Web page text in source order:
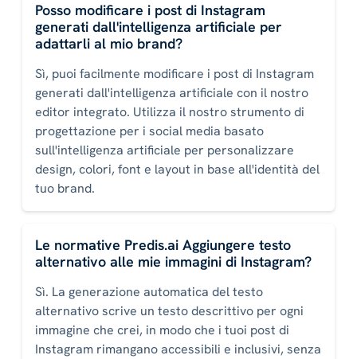
Posso modificare i post di Instagram
generati dall'intelligenza artificiale per
adattarli al mio brand?
Sì, puoi facilmente modificare i post di Instagram
generati dall'intelligenza artificiale con il nostro
editor integrato. Utilizza il nostro strumento di
progettazione per i social media basato
sull'intelligenza artificiale per personalizzare
design, colori, font e layout in base all'identità del
tuo brand.
Le normative Predis.ai Aggiungere testo
alternativo alle mie immagini di Instagram?
Sì. La generazione automatica del testo
alternativo scrive un testo descrittivo per ogni
immagine che crei, in modo che i tuoi post di
Instagram rimangano accessibili e inclusivi, senza